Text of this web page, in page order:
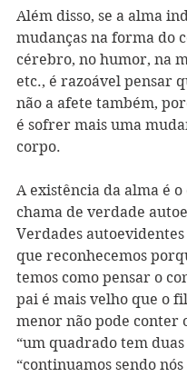
Além disso, se a alma
mudanças na forma do
cérebro, no humor, na
etc., é razoável pensar
não a afete também,
é sofrer mais uma
corpo.
A existência da alma é o
chama de verdade
Verdades autoevidentes
que reconhecemos
temos como pensar o
pai é mais velho que o
menor não pode conter
“um quadrado tem duas
“continuamos sendo nós